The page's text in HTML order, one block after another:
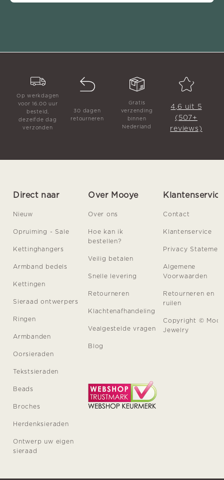
Op werkdagen
voor 16.00 uur
besteld,
dezelfde dag
verzonden
30 dagen
retourneren
Gratis
verzending
binnen
Nederland
4,6 uit 5
(507+
reviews)
Direct naar
Nieuw
Opruiming - Sale
Kettinghangers
Armband bedels
Kettingen
Sieraad ontwerpers
Ringen
Armbanden
Oorsieraden
Tekstsieraden
Beads
Broches
Herdenksieraden
Ontwerp uw eigen
sieraad
Over Mooye
Over ons
Hoe kan ik
bestellen?
Veilig betalen
Snelle levering
Retourneren
Klachtenafhandeling
Vealgestelde vragen
Blog
Klantenservice
Contact
Klantenservice
Privacy
Algemene
Voorwaarden
Retourneren en
ruilen
Copyright ©
Jewelry